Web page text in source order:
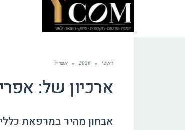
ראשי »
2026
» אפריל
ארכיון של: אפריל
אבחון מהיר במרפאת